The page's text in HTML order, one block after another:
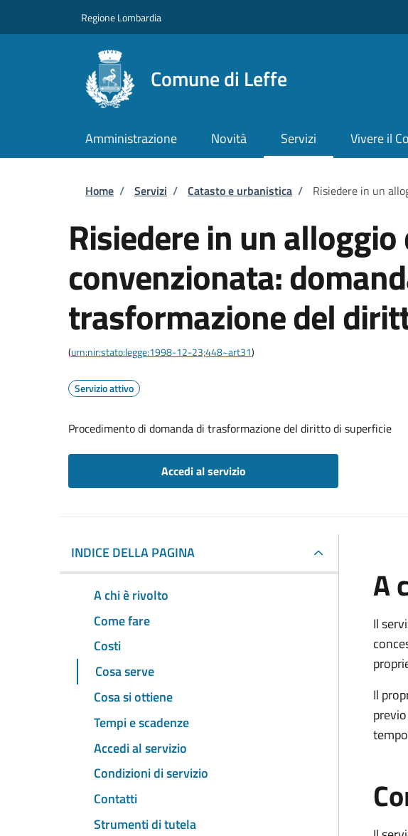
Regione Lombardia
Comune di Leffe
Amministrazione Novità Servizi Vivere il
Briciole di pane
Home / Servizi / Catasto e urbanistica / Risiedere in un
Risiedere in un
convenzionata:
trasformazione del
(urn:nir:stato:legge:1998-12-23;448~art31)
Servizio attivo
Procedimento di domanda di trasformazione del diritto di superficie
Accedi al servizio
INDICE DELLA PAGINA
A chi è rivolto
Come fare
Costi
Cosa serve
Cosa si ottiene
Tempi e scadenze
Accedi al servizio
Condizioni di servizio
Contatti
Strumenti di tutela
A
Il
Il